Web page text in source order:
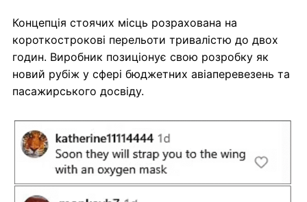
Концепція стоячих місць розрахована на
короткострокові перельоти тривалістю до двох
годин. Виробник позиціонує свою розробку як
новий рубіж у сфері бюджетних авіаперевезень та
пасажирського досвіду.